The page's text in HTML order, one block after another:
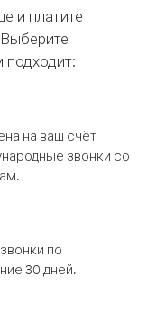
и платите
подходит:
на ваш счёт
звонки со
по
30 дней.